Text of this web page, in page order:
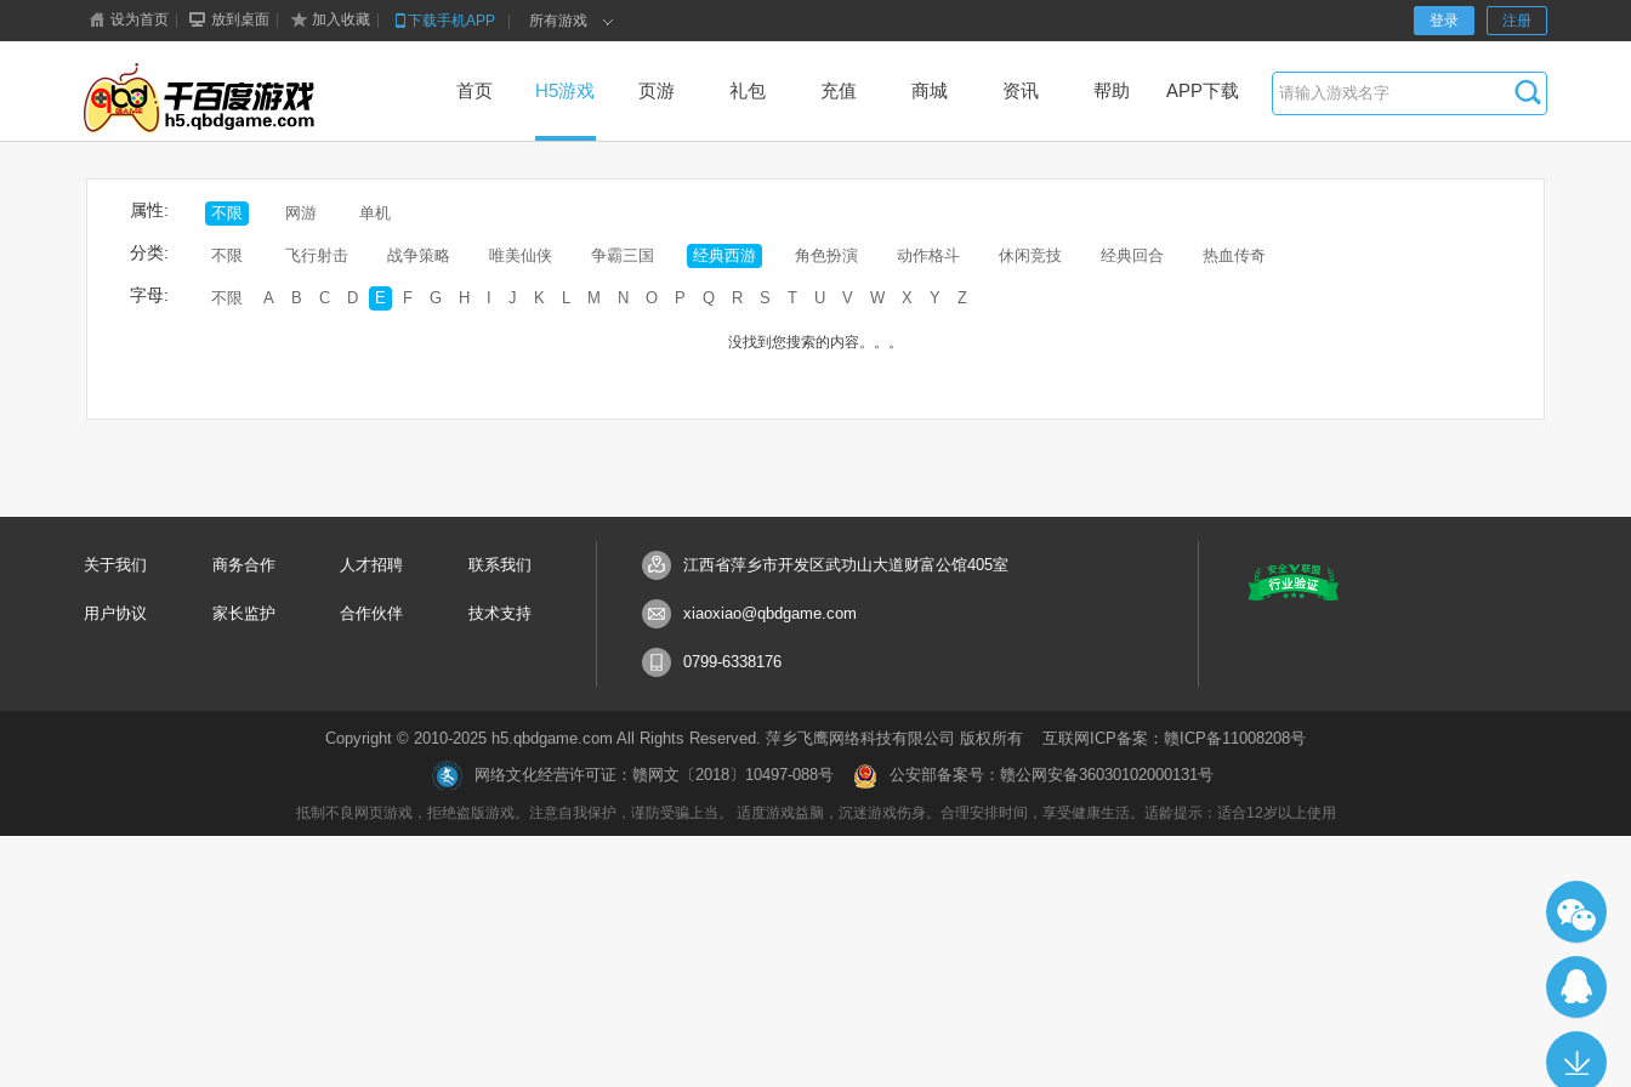
设为首页 放到桌面 加入收藏 下载手机APP 所有游戏 登录 注册
首页 H5游戏 页游 礼包 充值 商城 资讯 帮助 APP下载
属性: 不限 网游 单机
分类: 不限 飞行射击 战争策略 唯美仙侠 争霸三国 经典西游 角色扮演 动作格斗 休闲竞技 经典回合 热血传奇
字母: 不限 A B C D E F G H I J K L M N O P Q R S T U V W X Y Z
没找到您搜索的内容。。。
关于我们 商务合作 人才招聘 联系我们
用户协议 家长监护 合作伙伴 技术支持
江西省萍乡市开发区武功山大道财富公馆405室
xiaoxiao@qbdgame.com
0799-6338176
Copyright © 2010-2025 h5.qbdgame.com All Rights Reserved. 萍乡飞鹰网络科技有限公司 版权所有 互联网ICP备案： 赣ICP备11008208号
网络文化经营许可证： 赣网文〔2018〕10497-088号 公安部备案号： 赣公网安备36030102000131号
抵制不良网页游戏，拒绝盗版游戏。注意自我保护，谨防受骗上当。 适度游戏益脑，沉迷游戏伤身。合理安排时间，享受健康生活。适龄提示：适合12岁以上使用